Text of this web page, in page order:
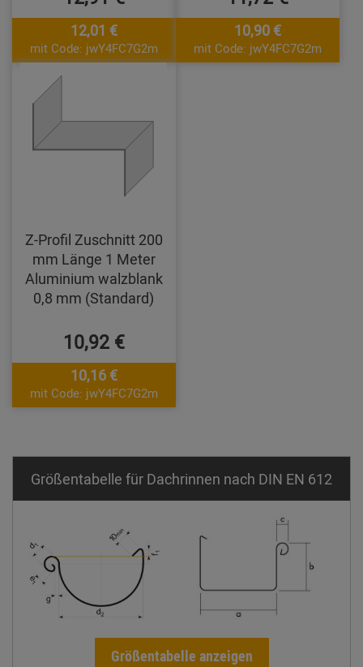
12,01 €
mit Code: jwY4FC7G2m
10,90 €
mit Code: jwY4FC7G2m
Z-Profil Zuschnitt 200
mm Länge 1 Meter
Aluminium walzblank
0,8 mm (Standard)
10,92 €
10,16 €
mit Code: jwY4FC7G2m
Größentabelle für Dachrinnen nach DIN EN 612
Größentabelle anzeigen